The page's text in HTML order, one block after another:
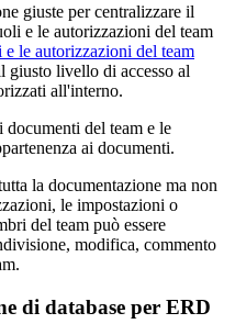
giuste per centralizzare il
e le autorizzazioni del team
le autorizzazioni del team
giusto livello di accesso al
all'interno.
documenti del team e le
ai documenti.
la documentazione ma non
le impostazioni o
del team può essere
modifica, commento
di database per ERD